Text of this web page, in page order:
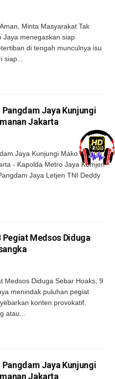
Minta Masyarakat Tak
Jaya menegaskan siap
di tengah munculnya isu
Jaya Kunjungi
Jakarta
Jaya Kunjungi Mako Brimob
- Kapolda Metro Jaya Komjen
Jaya Letjen TNI Deddy
Medsos Diduga
Medsos Diduga Sebar Hoaks, 9
menindak puluhan pegiat
konten provokatif,
atau...
Jaya Kunjungi
Jakarta